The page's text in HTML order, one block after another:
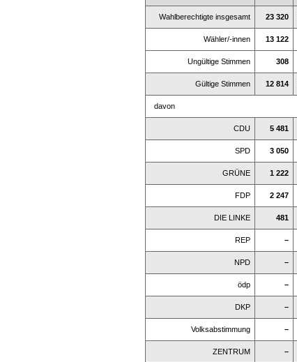
Wahlberechtigte insgesamt 23 320
Wähler/-innen 13 122
Ungültige Stimmen 308
Gültige Stimmen 12 814
davon
CDU 5 481
SPD 3 050
GRÜNE 1 222
FDP 2 247
DIE LINKE 481
REP –
NPD –
ödp –
DKP –
Volksabstimmung –
ZENTRUM –